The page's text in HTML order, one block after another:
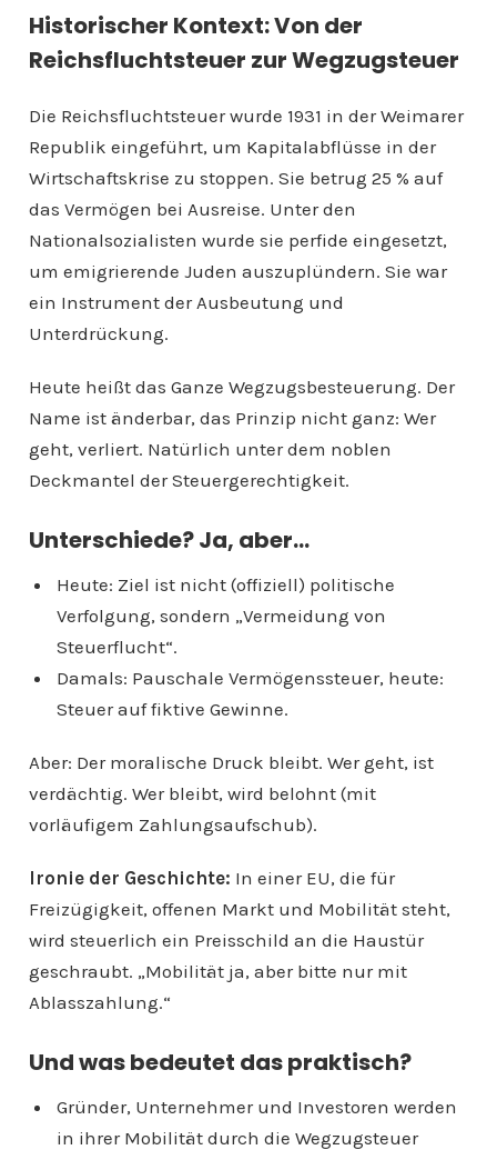
Historischer Kontext: Von der
Reichsfluchtsteuer zur Wegzugsteuer
Die Reichsfluchtsteuer wurde 1931 in der Weimarer
Republik eingeführt, um Kapitalabflüsse in der
Wirtschaftskrise zu stoppen. Sie betrug 25 % auf
das Vermögen bei Ausreise. Unter den
Nationalsozialisten wurde sie perfide eingesetzt,
um emigrierende Juden auszuplündern. Sie war
ein Instrument der Ausbeutung und
Unterdrückung.
Heute heißt das Ganze Wegzugsbesteuerung. Der
Name ist änderbar, das Prinzip nicht ganz: Wer
geht, verliert. Natürlich unter dem noblen
Deckmantel der Steuergerechtigkeit.
Unterschiede? Ja, aber…
Heute: Ziel ist nicht (offiziell) politische
Verfolgung, sondern „Vermeidung von
Steuerflucht“.
Damals: Pauschale Vermögenssteuer, heute:
Steuer auf fiktive Gewinne.
Aber: Der moralische Druck bleibt. Wer geht, ist
verdächtig. Wer bleibt, wird belohnt (mit
vorläufigem Zahlungsaufschub).
Ironie der Geschichte: In einer EU, die für
Freizügigkeit, offenen Markt und Mobilität steht,
wird steuerlich ein Preisschild an die Haustür
geschraubt. „Mobilität ja, aber bitte nur mit
Ablasszahlung.“
Und was bedeutet das praktisch?
Gründer, Unternehmer und Investoren werden
in ihrer Mobilität durch die Wegzugsteuer